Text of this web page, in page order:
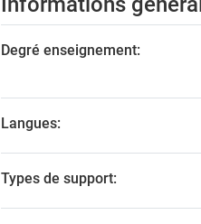
Degré enseignement:
Langues:
Types de support: